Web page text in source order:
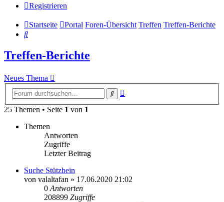
Registrieren
Startseite Portal Foren-Übersicht Treffen Treffen-Berichte
Suche
Treffen-Berichte
Neues Thema
Suche
25 Themen • Seite 1 von 1
Themen
Antworten
Zugriffe
Letzter Beitrag
Suche Stützbein
von valaltafan » 17.06.2020 21:02
0 Antworten
208899 Zugriffe